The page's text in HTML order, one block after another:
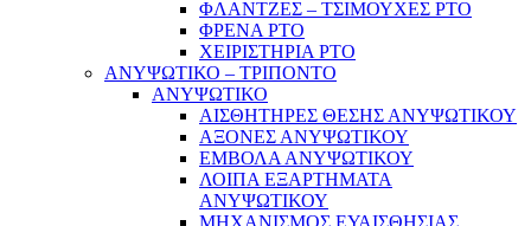
ΦΛΑΝΤΖΕΣ – ΤΣΙΜΟΥΧΕΣ PTO
ΦΡΕΝΑ PTO
ΧΕΙΡΙΣΤΗΡΙΑ PTO
ΑΝΥΨΩΤΙΚΟ – ΤΡΙΠΟΝΤΟ
ΑΝΥΨΩΤΙΚΟ
ΑΙΣΘΗΤΗΡΕΣ ΘΕΣΗΣ ΑΝΥΨΩΤΙΚΟΥ
ΑΞΟΝΕΣ ΑΝΥΨΩΤΙΚΟΥ
ΕΜΒΟΛΑ ΑΝΥΨΩΤΙΚΟΥ
ΛΟΙΠΑ ΕΞΑΡΤΗΜΑΤΑ
ΑΝΥΨΩΤΙΚΟΥ
ΜΗΧΑΝΙΣΜΟΣ ΕΥΑΙΣΘΗΣΙΑΣ